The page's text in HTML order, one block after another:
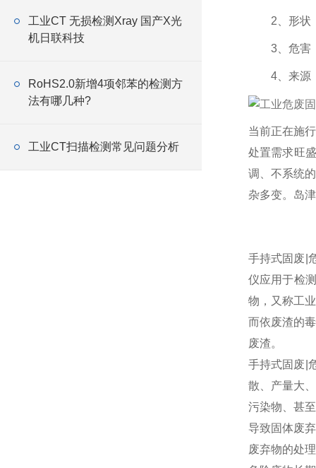
工业CT 无损检测Xray 国产X光
机日联科技
RoHS2.0新增4项邻苯的检测方
法有哪几种?
工业CT扫描检测常见问题分析
2、形状
3、危害
4、来源
当前正在施
处置需求旺
调、不系统
杂多变。岛
手持式固废|
仪应用于检
物，又称工
而依废渣的
废渣。
手持式固废|
散、产量大
污染物、甚
导致固体废
废弃物的处